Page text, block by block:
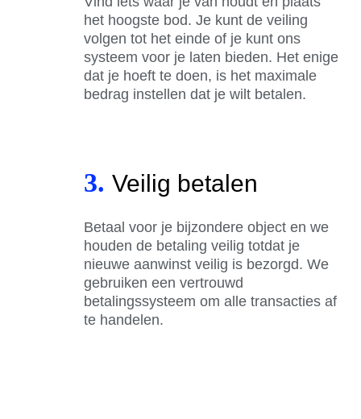
het hoogste bod. Je kunt de veiling
volgen tot het einde of je kunt ons
systeem voor je laten bieden. Het enige
dat je hoeft te doen, is het maximale
bedrag instellen dat je wilt betalen.
3. Veilig betalen
Betaal voor je bijzondere object en we
houden de betaling veilig totdat je
nieuwe aanwinst veilig is bezorgd. We
gebruiken een vertrouwd
betalingssysteem om alle transacties af
te handelen.